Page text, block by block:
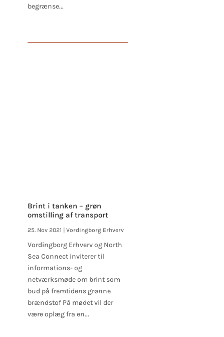
begrænse...
Brint i tanken – grøn
omstilling af transport
25. Nov 2021 | Vordingborg Erhverv
Vordingborg Erhverv og North
Sea Connect inviterer til
informations- og
netværksmøde om brint som
bud på fremtidens grønne
brændstof På mødet vil der
være oplæg fra en...